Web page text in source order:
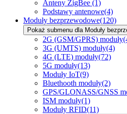
Anteny ZigBee (1)
Podstawy antenowe(4)
Moduły bezprzewodowe(120)
Pokaż submenu dla Moduły
2G (GSM/GPRS) moduły
3G (UMTS) moduły(4)
4G (LTE) moduły(72)
5G moduły(13)
Moduły IoT(9)
Bluethooth moduły(2)
GPS/GLONASS/GNSS
ISM moduły(1)
Moduły RFID(11)